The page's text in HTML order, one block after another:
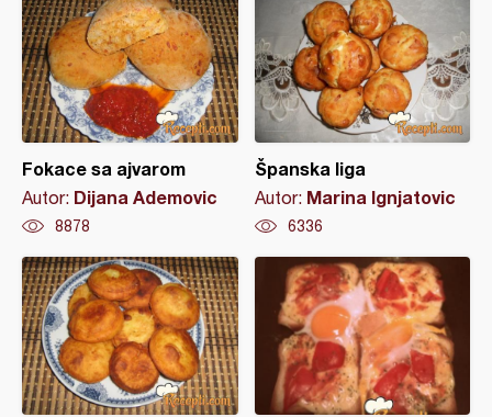
Fokace sa ajvarom
Autor: Dijana Ademovic
8878
Španska liga
Autor: Marina Ignjatovic
6336